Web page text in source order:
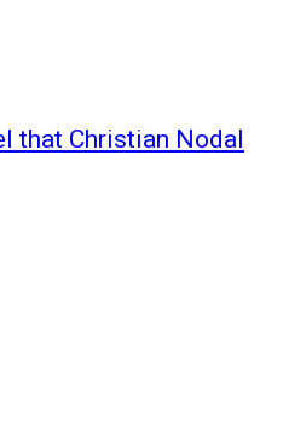
that Christian Nodal